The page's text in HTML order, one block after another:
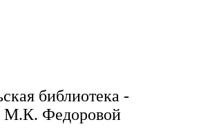
библиотека -
Федоровой